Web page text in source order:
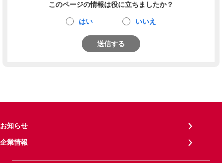
このページの情報は役に立ちましたか？
はい いいえ
送信する
お知らせ
企業情報